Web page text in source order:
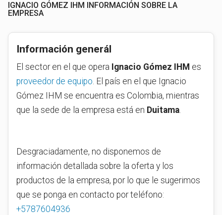
IGNACIO GÓMEZ IHM INFORMACIÓN SOBRE LA
EMPRESA
Información generál
El sector en el que opera Ignacio Gómez IHM es
proveedor de equipo. El país en el que Ignacio
Gómez IHM se encuentra es Colombia, mientras
que la sede de la empresa está en Duitama.
Desgraciadamente, no disponemos de
información detallada sobre la oferta y los
productos de la empresa, por lo que le sugerimos
que se ponga en contacto por teléfono:
+5787604936